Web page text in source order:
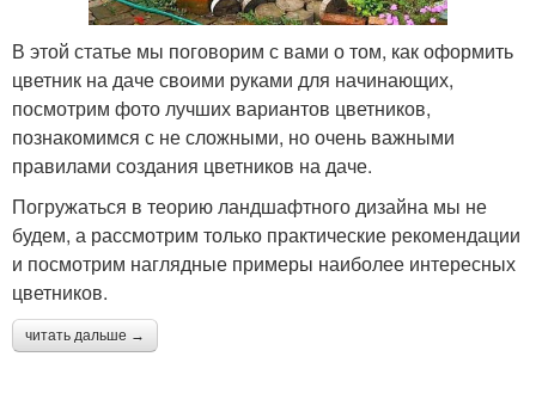
В этой статье мы поговорим с вами о том, как оформить
цветник на даче своими руками для начинающих,
посмотрим фото лучших вариантов цветников,
познакомимся с не сложными, но очень важными
правилами создания цветников на даче.
Погружаться в теорию ландшафтного дизайна мы не
будем, а рассмотрим только практические рекомендации
и посмотрим наглядные примеры наиболее интересных
цветников.
читать дальше →